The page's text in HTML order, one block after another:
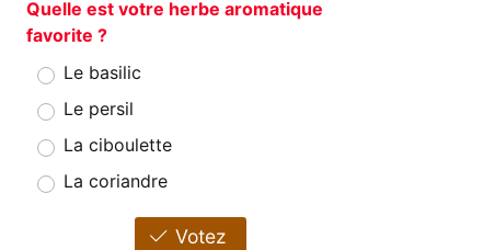
Quelle est votre herbe aromatique
favorite ?
Le basilic
Le persil
La ciboulette
La coriandre
Votez